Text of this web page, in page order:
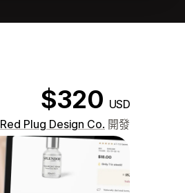
$320 USD
Red Plug Design Co. 開發